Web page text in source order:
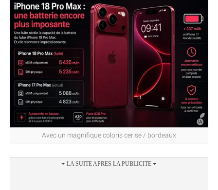
Avec un magnifique coloris cerise / bordeaux